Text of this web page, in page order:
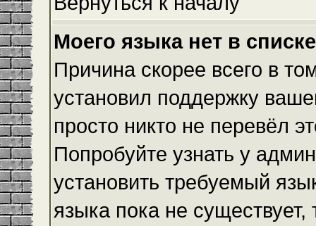
Моего языка нет в
Причина скорее всего в
установил поддержку
просто никто не перевёл
Попробуйте узнать у
установить требуемый
языка пока не